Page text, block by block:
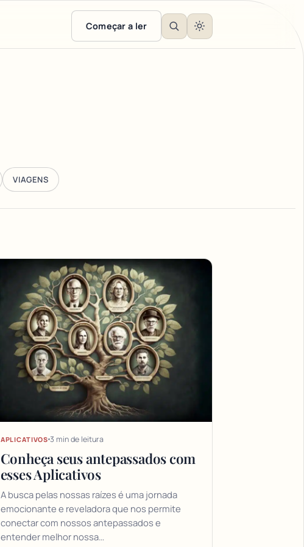
Começar a ler
VIAGENS
APLICATIVOS 3 min de leitura
Conheça seus antepassados com
esses Aplicativos
A busca pelas nossas raízes é uma jornada
emocionante e reveladora que nos permite
conectar com nossos antepassados e
entender melhor nossa…